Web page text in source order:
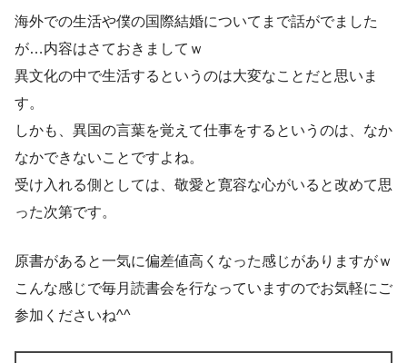
海外での生活や僕の国際結婚についてまで話がでました
が…内容はさておきましてｗ
異文化の中で生活するというのは大変なことだと思いま
す。
しかも、異国の言葉を覚えて仕事をするというのは、なか
なかできないことですよね。
受け入れる側としては、敬愛と寛容な心がいると改めて思
った次第です。
原書があると一気に偏差値高くなった感じがありますがｗ
こんな感じで毎月読書会を行なっていますのでお気軽にご
参加くださいね^^